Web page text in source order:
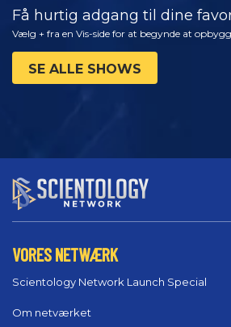
Få hurtig adgang til dine
Vælg + fra en Vis-side for at begynde at
SE ALLE SHOWS
VORES NETWÆRK
Scientology Network Launch Special
Om netværket